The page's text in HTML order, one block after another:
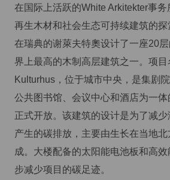
在国际上活跃的White Arkitekter事
再生木材和社会生态可持续建筑的
在瑞典的谢萊夫特奧设计了一座20
界上最高的木制高层建筑之一。项目
Kulturhus，位于城市中央，是集剧
公共图书馆、会议中心和酒店为一
正式开放。该建筑的设计是为了减
产生的碳排放，主要由生长在当地北
成。大楼配备的太阳能电池板和高
步减少项目的碳足迹。